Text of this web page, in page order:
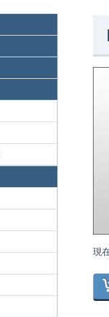
現